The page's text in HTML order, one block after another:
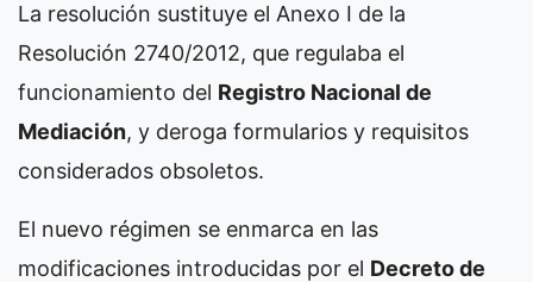
La resolución sustituye el Anexo I de la
Resolución 2740/2012, que regulaba el
funcionamiento del Registro Nacional de
Mediación, y deroga formularios y requisitos
considerados obsoletos.
El nuevo régimen se enmarca en las
modificaciones introducidas por el Decreto de